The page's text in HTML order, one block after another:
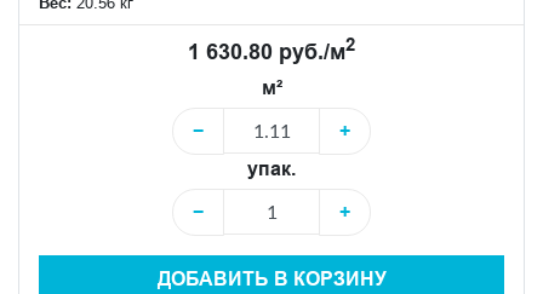
1 630.80 руб./м2
м²
−
+
упак.
−
+
ДОБАВИТЬ В КОРЗИНУ